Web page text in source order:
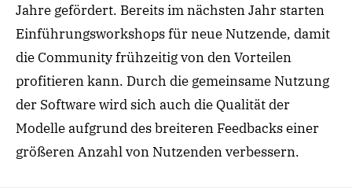
Jahre gefördert. Bereits im nächsten Jahr starten
Einführungsworkshops für neue Nutzende, damit
die Community frühzeitig von den Vorteilen
profitieren kann. Durch die gemeinsame Nutzung
der Software wird sich auch die Qualität der
Modelle aufgrund des breiteren Feedbacks einer
größeren Anzahl von Nutzenden verbessern.